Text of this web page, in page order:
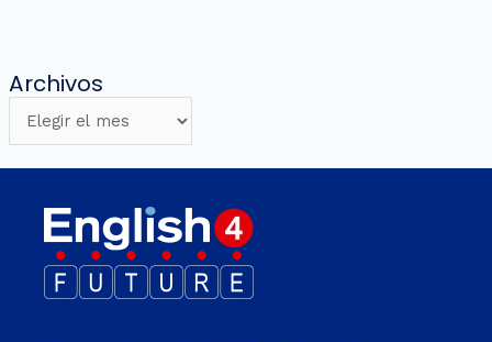
Archivos